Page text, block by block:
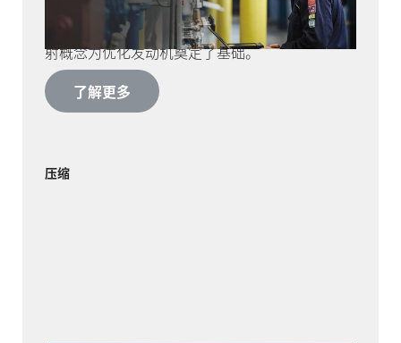
先进的水平，管道运营商 Amber Grid 越来越依赖
于对发动机进行升级。HOERBIGER 通过发动机映
射概念为优化发动机奠定了基础。
了解更多
压缩